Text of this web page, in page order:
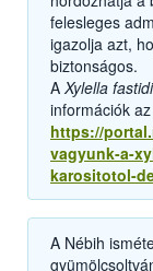
felesleges
igazolja azt,
biztonságos.
A Xylella
információk
https://
vagyunk-a-
karositotol-
A Nébih